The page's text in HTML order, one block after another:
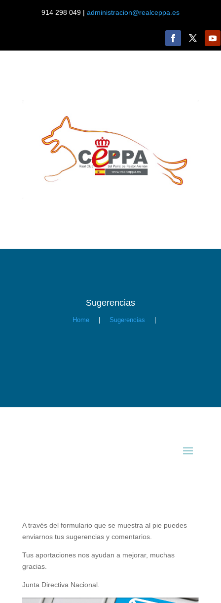
914 298 049 | administracion@realceppa.es
Sugerencias
Home Sugerencias
A través del formulario que se muestra al pie puedes
enviarnos tus sugerencias y comentarios.
Tus aportaciones nos ayudan a mejorar, muchas
gracias.
Junta Directiva Nacional.